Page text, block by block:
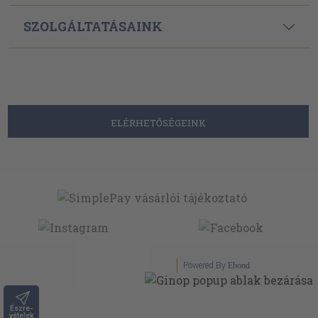
Észre-
vételek
SZOLGÁLTATÁSAINK
ELÉRHETŐSÉGEINK
Powered By Ebond